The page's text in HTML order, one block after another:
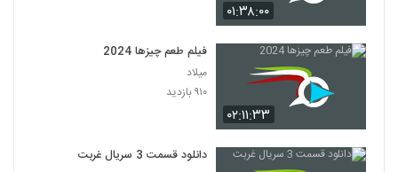
۰۱:۳۸:۰۰
۰۲:۱۱:۳۳
فیلم طعم چیزها 2024
میلاد
۹۱۰ بازدید
دانلود قسمت 3 سریال غربت